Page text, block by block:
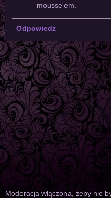
mousse'em.
Odpowiedz
Moderacja włączona, żeby nie